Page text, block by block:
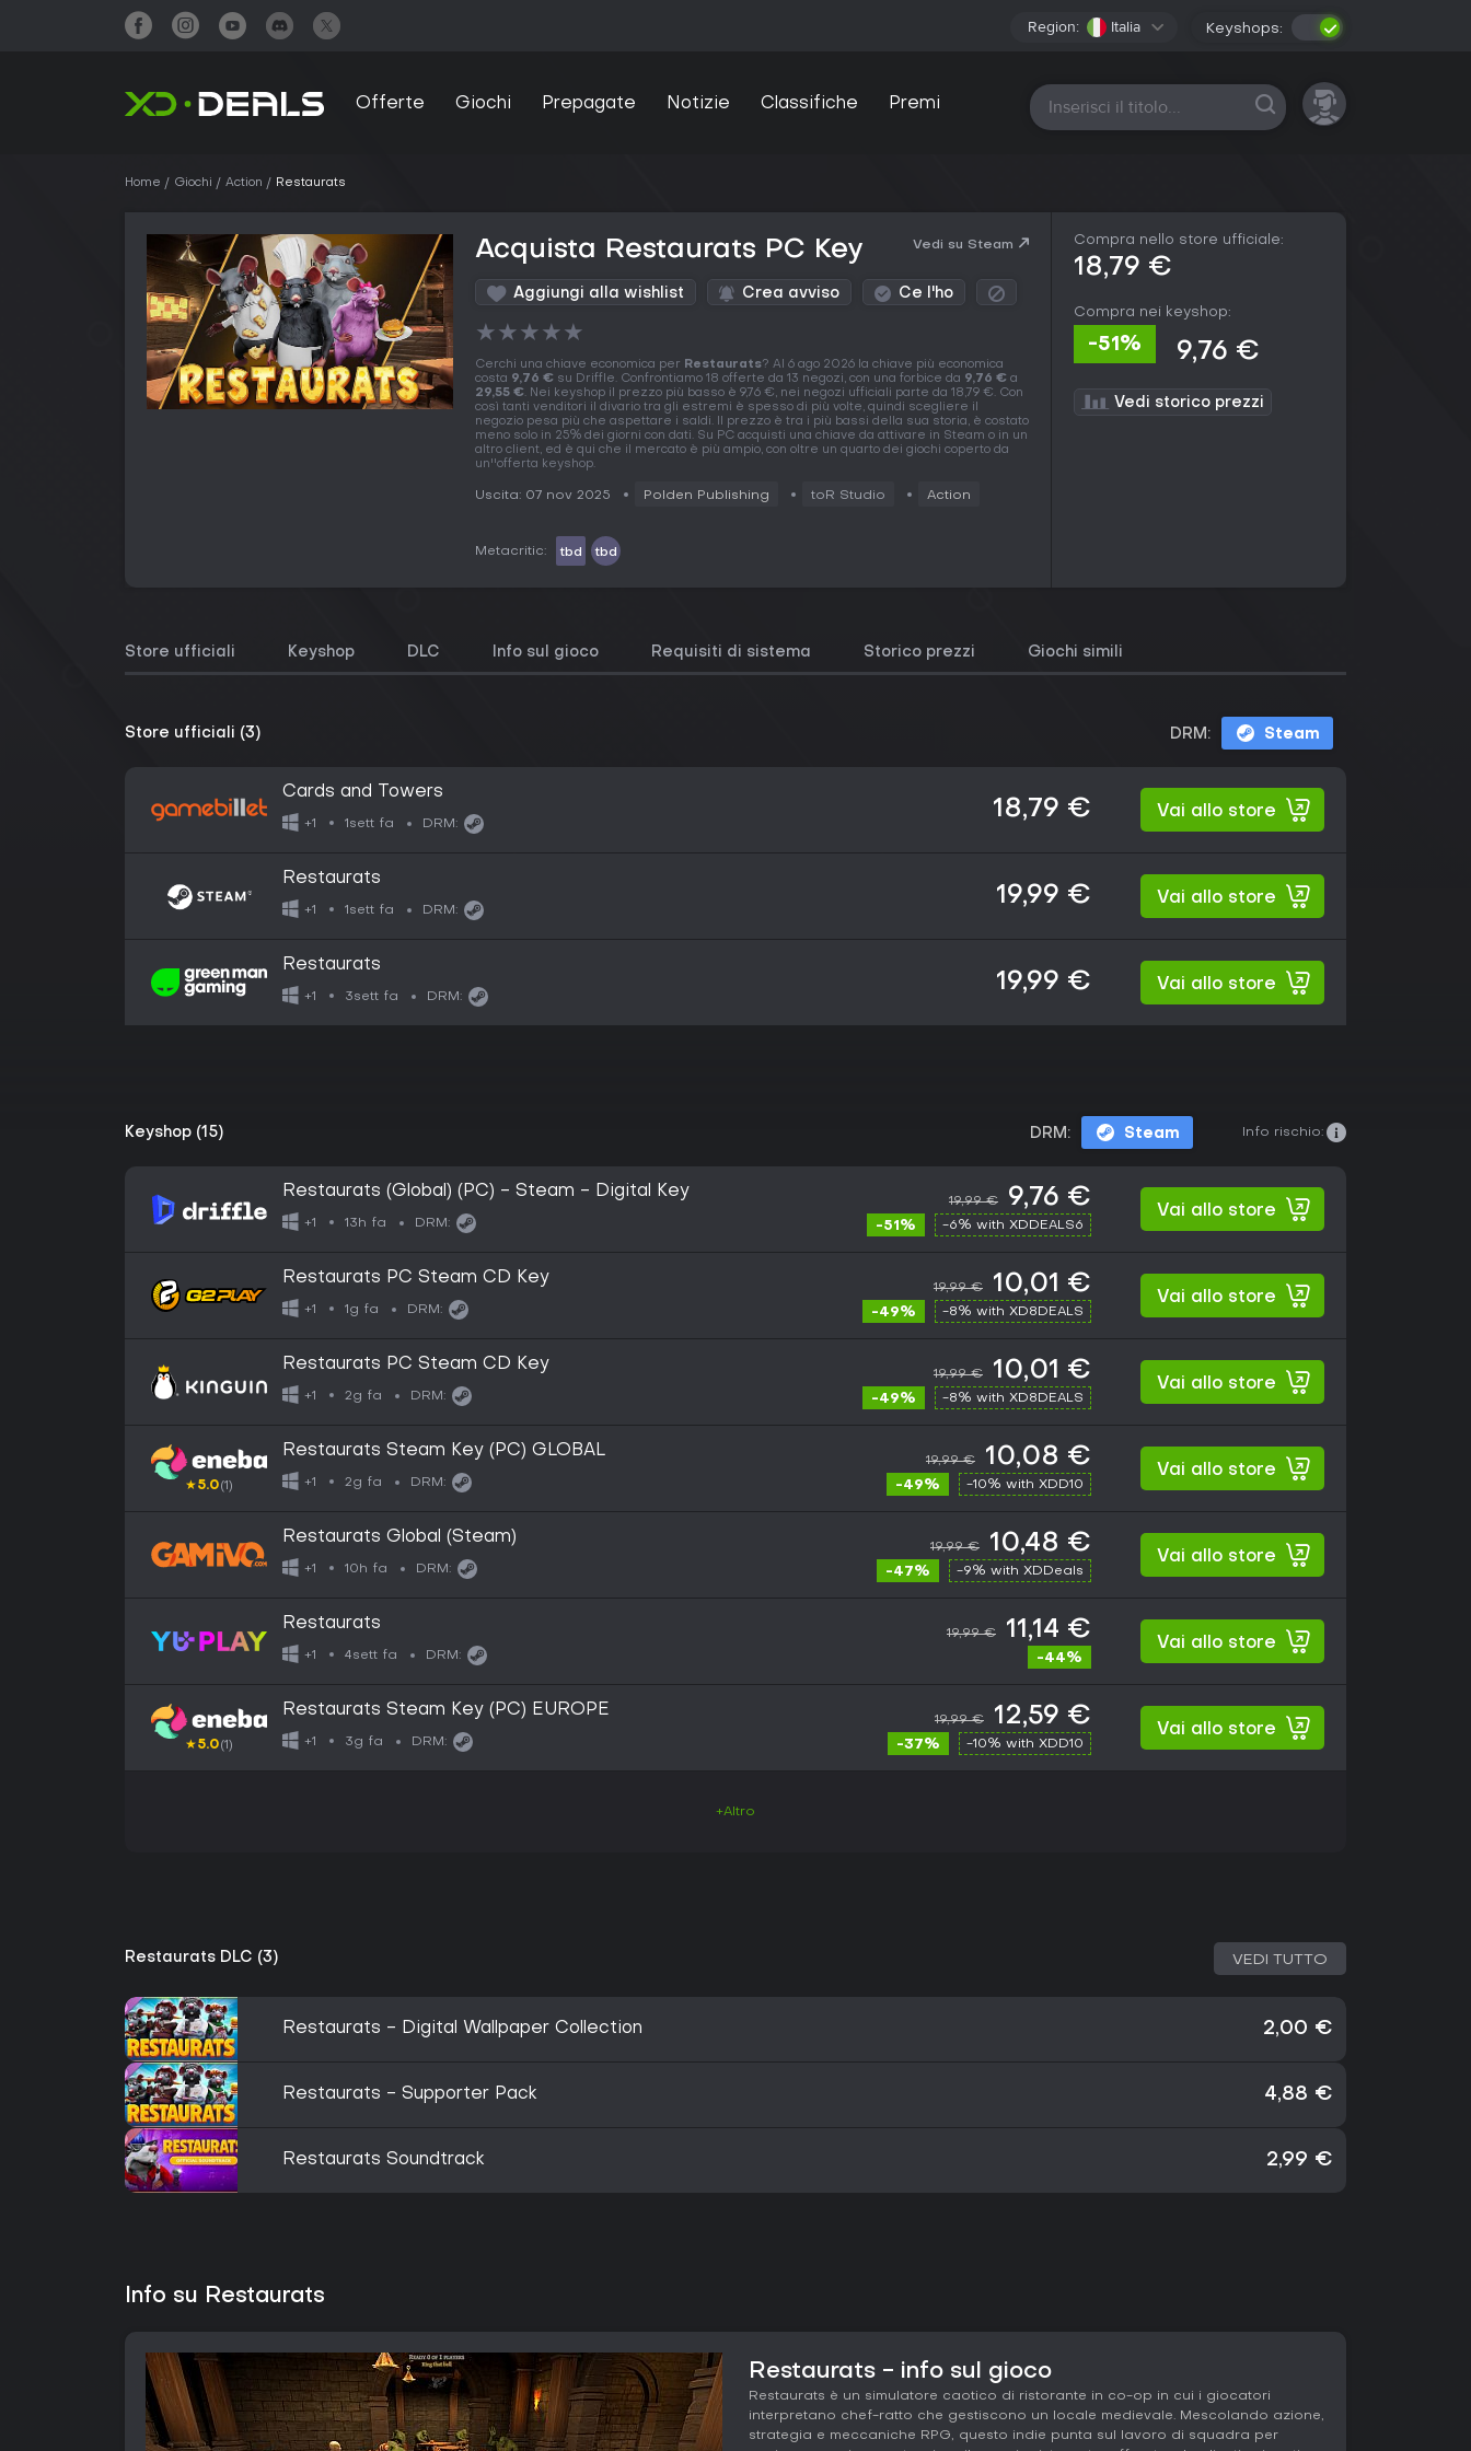
Region: Italia Keyshops:
Offerte Giochi Prepagate Notizie Classifiche Premi Tutte le piattaforme
Home Giochi Action Restaurats
Acquista Restaurats PC Key Vedi su Steam
Aggiungi alla wishlist Crea avviso Ce l'ho
★★★★★
Cerchi una chiave economica per Restaurats? Al 6 ago 2026 la chiave più economica
costa 9,76 € su Driffle. Confrontiamo 18 offerte da 13 negozi, con una forbice da 9,76 € a
29,55 €. Nei keyshop il prezzo più basso è 9,76 €, nei negozi ufficiali parte da 18,79 €. Con
così tanti venditori il divario tra gli estremi è spesso di più volte, quindi scegliere il
negozio pesa più che aspettare i saldi. Il prezzo è tra i più bassi della sua storia, è costato
meno solo in 25% dei giorni con dati. Su PC acquisti una chiave da attivare in Steam o in un
altro client, ed è qui che il mercato è più ampio, con oltre un quarto dei giochi coperto da
un''offerta keyshop.
Uscita: 07 nov 2025 Polden Publishing toR Studio Action
Metacritic: tbd tbd
Compra nello store ufficiale:
18,79 €
Compra nei keyshop:
-51% 9,76 €
Vedi storico prezzi
Store ufficiali Keyshop DLC Info sul gioco Requisiti di sistema Storico prezzi Giochi simili
Store ufficiali (3) DRM: Steam
Cards and Towers
+1 1sett fa DRM:
18,79 € Vai allo store
Restaurats
+1 1sett fa DRM:
19,99 € Vai allo store
Restaurats
+1 3sett fa DRM:
19,99 € Vai allo store
Keyshop (15) DRM: Steam Info rischio:
Restaurats (Global) (PC) - Steam - Digital Key
+1 13h fa DRM:
19,99 € 9,76 €
-51% -6% with XDDEALS6
Vai allo store
Restaurats PC Steam CD Key
+1 1g fa DRM:
19,99 € 10,01 €
-49% -8% with XD8DEALS
Vai allo store
Restaurats PC Steam CD Key
+1 2g fa DRM:
19,99 € 10,01 €
-49% -8% with XD8DEALS
Vai allo store
★5.0(1)
Restaurats Steam Key (PC) GLOBAL
+1 2g fa DRM:
19,99 € 10,08 €
-49% -10% with XDD10
Vai allo store
Restaurats Global (Steam)
+1 10h fa DRM:
19,99 € 10,48 €
-47% -9% with XDDeals
Vai allo store
Restaurats
+1 4sett fa DRM:
19,99 € 11,14 €
-44%
Vai allo store
★5.0(1)
Restaurats Steam Key (PC) EUROPE
+1 3g fa DRM:
19,99 € 12,59 €
-37% -10% with XDD10
Vai allo store
+Altro
Restaurats DLC (3) VEDI TUTTO
Restaurats - Digital Wallpaper Collection 2,00 €
Restaurats - Supporter Pack 4,88 €
Restaurats Soundtrack 2,99 €
Info su Restaurats
Restaurats - info sul gioco
Restaurats è un simulatore caotico di ristorante in co-op in cui i giocatori
interpretano chef-ratto che gestiscono un locale medievale. Mescolando azione,
strategia e meccaniche RPG, questo indie punta sul lavoro di squadra per